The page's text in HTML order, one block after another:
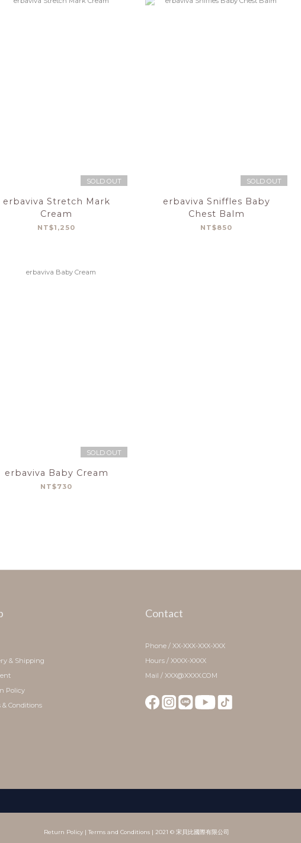
SOLD OUT
erbaviva Stretch Mark
Cream
NT$1,250
SOLD OUT
erbaviva Sniffles Baby
Chest Balm
NT$850
SOLD OUT
erbaviva Baby Cream
NT$730
& Shipping
Policy
& Conditions
Contact
Phone / XX-XXX-XXX-XXX
Hours / XXXX-XXXX
Mail / XXX@XXXX.COM
Return Policy| Terms and Conditions| 2021 © 宋貝比國際有限公司